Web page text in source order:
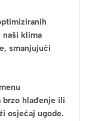
naši klima
smanjujući
brzo hlađenje ili
osjećaj ugode.